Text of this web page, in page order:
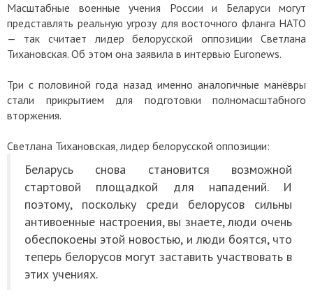
Масштабные военные учения России и Беларуси могут
представлять реальную угрозу для восточного фланга НАТО
— так считает лидер белорусской оппозиции Светлана
Тихановская. Об этом она заявила в интервью Euronews.
Три с половиной года назад именно аналогичные манёвры
стали прикрытием для подготовки полномасштабного
вторжения.
Светлана Тихановская, лидер белорусской оппозиции:
Беларусь снова становится возможной
стартовой площадкой для нападений. И
поэтому, поскольку среди белорусов сильны
антивоенные настроения, вы знаете, люди очень
обеспокоены этой новостью, и люди боятся, что
теперь белорусов могут заставить участвовать в
этих учениях.